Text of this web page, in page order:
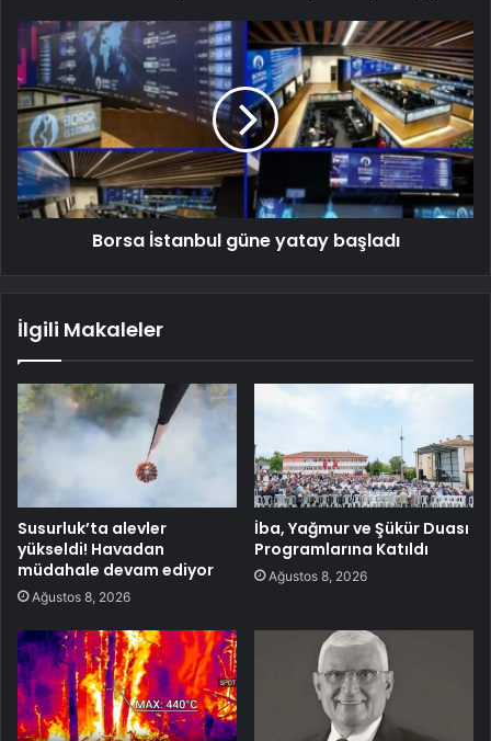
Borsa İstanbul güne yatay başladı
İlgili Makaleler
Susurluk’ta alevler
yükseldi! Havadan
müdahale devam ediyor
Ağustos 8, 2026
İba, Yağmur ve Şükür Duası
Programlarına Katıldı
Ağustos 8, 2026